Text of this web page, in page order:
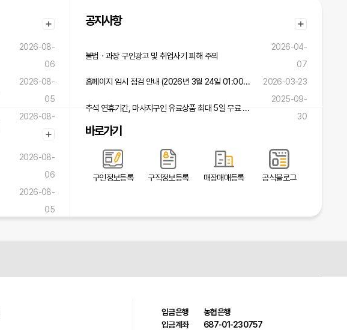
2026-08-
06
2026-08-
05
2026-08-
05
2026-08-
06
2026-08-
05
공지사항
불법ㆍ과장 구인광고 및 취업사기 피해 주의
2026-04-
07
홈페이지 임시 점검 안내 (2026년 3월 24일 01:00 ~ 02:00)
2026-03-23
추석 연휴기간, 마사지구인 유료상품 최대 5일 무료 연장 혜택!
2025-09-
30
바로가기
구인정보등록 구직정보등록 매장매매등록 공식블로그
입금은행
농협은행
입금계좌
687-01-230757